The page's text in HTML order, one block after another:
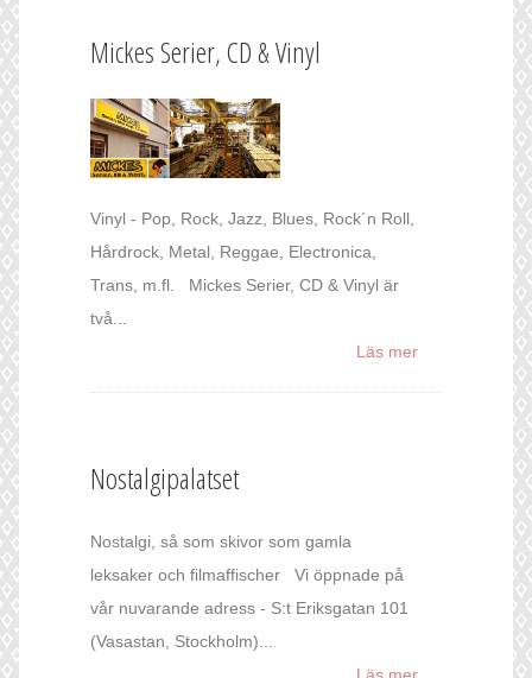
Mickes Serier, CD & Vinyl
Vinyl - Pop, Rock, Jazz, Blues, Rock´n Roll,
Hårdrock, Metal, Reggae, Electronica,
Trans, m.fl. Mickes Serier, CD & Vinyl är
två...
Läs mer
Nostalgipalatset
Nostalgi, så som skivor som gamla
leksaker och filmaffischer Vi öppnade på
vår nuvarande adress - S:t Eriksgatan 101
(Vasastan, Stockholm)...